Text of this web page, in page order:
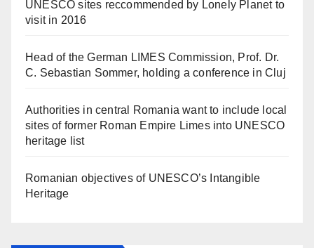
UNESCO sites reccommended by Lonely Planet to
visit in 2016
Head of the German LIMES Commission, Prof. Dr.
C. Sebastian Sommer, holding a conference in Cluj
Authorities in central Romania want to include local
sites of former Roman Empire Limes into UNESCO
heritage list
Romanian objectives of UNESCO’s Intangible
Heritage